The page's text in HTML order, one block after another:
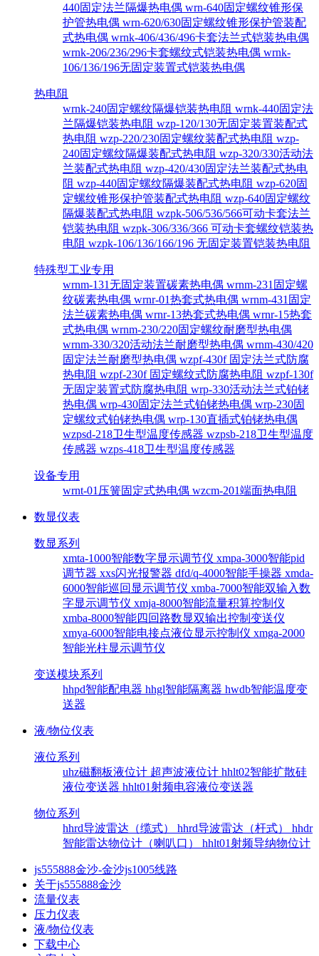
440固定法兰隔爆热电偶 wrn-640固定螺纹锥形保
护管热电偶 wrn-620/630固定螺纹锥形保护管装配
式热电偶 wrnk-406/436/496卡套法兰式铠装热电偶
wrnk-206/236/296卡套螺纹式铠装热电偶 wrnk-
106/136/196无固定装置式铠装热电偶
热电阻
wrnk-240固定螺纹隔爆铠装热电阻 wrnk-440固定法
兰隔爆铠装热电阻 wzp-120/130无固定装置装配式
热电阻 wzp-220/230固定螺纹装配式热电阻 wzp-
240固定螺纹隔爆装配式热电阻 wzp-320/330活动法
兰装配式热电阻 wzp-420/430固定法兰装配式热电
阻 wzp-440固定螺纹隔爆装配式热电阻 wzp-620固
定螺纹锥形保护管装配式热电阻 wzp-640固定螺纹
隔爆装配式热电阻 wzpk-506/536/566可动卡套法兰
铠装热电阻 wzpk-306/336/366 可动卡套螺纹铠装热
电阻 wzpk-106/136/166/196 无固定装置铠装热电阻
特殊型工业专用
wrnm-131无固定装置碳素热电偶 wrnm-231固定螺
纹碳素热电偶 wrnr-01热套式热电偶 wrnm-431固定
法兰碳素热电偶 wrnr-13热套式热电偶 wrnr-15热套
式热电偶 wrnm-230/220固定螺纹耐磨型热电偶
wrnm-330/320活动法兰耐磨型热电偶 wrnm-430/420
固定法兰耐磨型热电偶 wzpf-430f 固定法兰式防腐
热电阻 wzpf-230f 固定螺纹式防腐热电阻 wzpf-130f
无固定装置式防腐热电阻 wrp-330活动法兰式铂铑
热电偶 wrp-430固定法兰式铂铑热电偶 wrp-230固
定螺纹式铂铑热电偶 wrp-130直插式铂铑热电偶
wzpsd-218卫生型温度传感器 wzpsb-218卫生型温度
传感器 wzps-418卫生型温度传感器
设备专用
wrnt-01压簧固定式热电偶 wzcm-201端面热电阻
数显仪表
数显系列
xmta-1000智能数字显示调节仪 xmpa-3000智能pid
调节器 xxs闪光报警器 dfd/q-4000智能手操器 xmda-
6000智能巡回显示调节仪 xmba-7000智能双输入数
字显示调节仪 xmja-8000智能流量积算控制仪
xmba-8000智能四回路数显双输出控制变送仪
xmya-6000智能电接点液位显示控制仪 xmga-2000
智能光柱显示调节仪
变送模块系列
hhpd智能配电器 hhgl智能隔离器 hwdb智能温度变
送器
液/物位仪表
液位系列
uhz磁翻板液位计 超声波液位计 hhlt02智能扩散硅
液位变送器 hhlt01射频电容液位变送器
物位系列
hhrd导波雷达（缆式） hhrd导波雷达（杆式） hhdr
智能雷达物位计（喇叭口） hhlt01射频导纳物位计
js555888金沙-金沙js1005线路
关于js555888金沙
流量仪表
压力仪表
液/物位仪表
下载中心